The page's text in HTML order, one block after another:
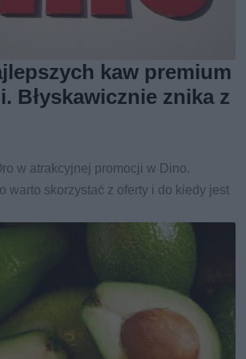
kaw premium
Błyskawicznie znika z
w atrakcyjnej promocji w Dino.
warto skorzystać z oferty i do kiedy jest